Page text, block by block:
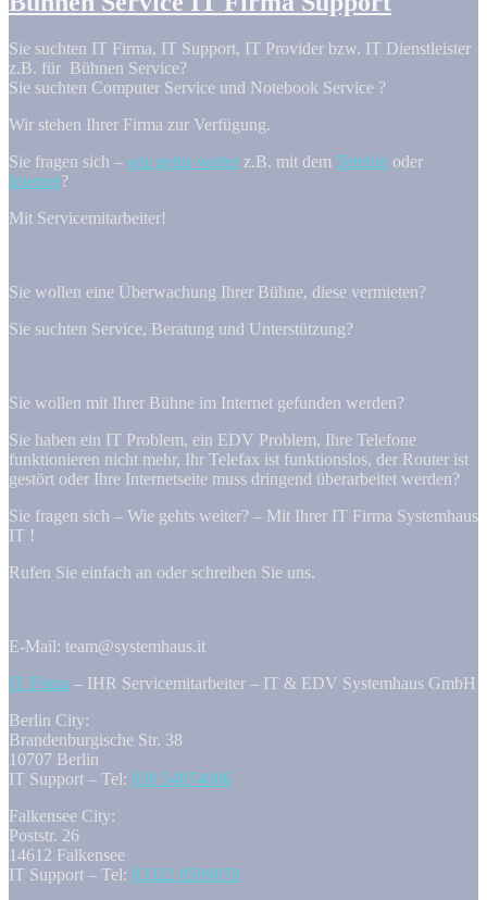
Sie suchten IT Firma, IT Support, IT Provider bzw. IT Dienstleister
z.B. für Bühnen Service?
Sie suchten Computer Service und Notebook Service ?
Wir stehen Ihrer Firma zur Verfügung.
Sie fragen sich – wie gehts weiter z.B. mit dem Telefon oder
Internet?
Mit Servicemitarbeiter!
Sie wollen eine Überwachung Ihrer Bühne, diese vermieten?
Sie suchten Service, Beratung und Unterstützung?
Sie wollen mit Ihrer Bühne im Internet gefunden werden?
Sie haben ein IT Problem, ein EDV Problem, Ihre Telefone
funktionieren nicht mehr, Ihr Telefax ist funktionslos, der Router ist
gestört oder Ihre Internetseite muss dringend überarbeitet werden?
Sie fragen sich – Wie gehts weiter? – Mit Ihrer IT Firma Systemhaus
IT !
Rufen Sie einfach an oder schreiben Sie uns.
E-Mail: team@systemhaus.it
IT Firma – IHR Servicemitarbeiter – IT & EDV Systemhaus GmbH
Berlin City:
Brandenburgische Str. 38
10707 Berlin
IT Support – Tel: 030 54874086
Falkensee City:
Poststr. 26
14612 Falkensee
IT Support – Tel: 03322 8509070